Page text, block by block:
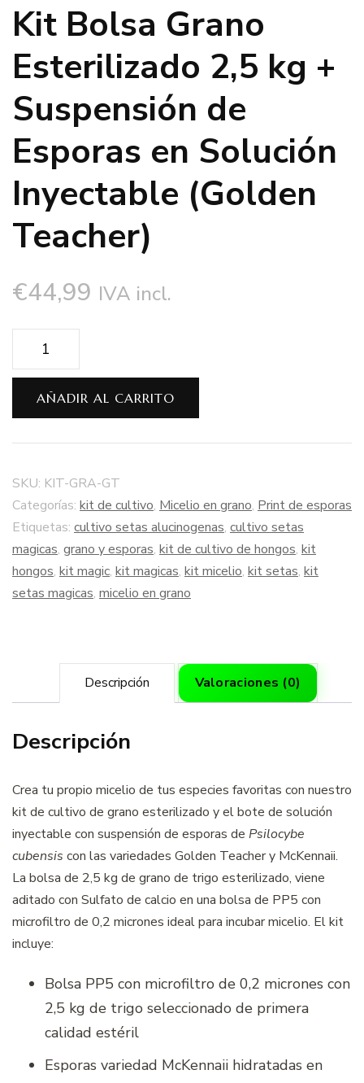
Kit Bolsa Grano
Esterilizado 2,5 kg +
Suspensión de
Esporas en Solución
Inyectable (Golden
Teacher)
€44,99 IVA incl.
Bolsa
Grano
+
Suspensión
de
Esporas
cantidad
AÑADIR AL CARRITO
SKU: KIT-GRA-GT
Categorías: kit de cultivo, Micelio en grano, Print de esporas
Etiquetas: cultivo setas alucinogenas, cultivo setas
magicas, grano y esporas, kit de cultivo de hongos, kit
hongos, kit magic, kit magicas, kit micelio, kit setas, kit
setas magicas, micelio en grano
Descripción Valoraciones (0)
Descripción
Crea tu propio micelio de tus especies favoritas con nuestro
kit de cultivo de grano esterilizado y el bote de solución
inyectable con suspensión de esporas de Psilocybe
cubensis con las variedades Golden Teacher y McKennaii.
La bolsa de 2,5 kg de grano de trigo esterilizado, viene
aditado con Sulfato de calcio en una bolsa de PP5 con
microfiltro de 0,2 micrones ideal para incubar micelio. El kit
incluye:
Bolsa PP5 con microfiltro de 0,2 micrones con
2,5 kg de trigo seleccionado de primera
calidad estéril
Esporas variedad McKennaii hidratadas en